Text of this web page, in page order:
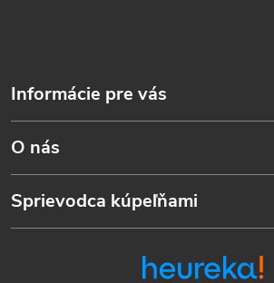
Informácie pre vás
O nás
Sprievodca kúpeľňami